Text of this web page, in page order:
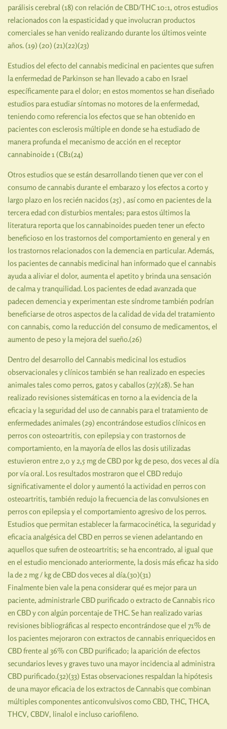
parálisis cerebral (18) con relación de CBD/THC 10:1, otros estudios
relacionados con la espasticidad y que involucran productos
comerciales se han venido realizando durante los últimos veinte
años. (19) (20) (21)(22)(23)
Estudios del efecto del cannabis medicinal en pacientes que sufren
la enfermedad de Parkinson se han llevado a cabo en Israel
específicamente para el dolor; en estos momentos se han diseñado
estudios para estudiar síntomas no motores de la enfermedad,
teniendo como referencia los efectos que se han obtenido en
pacientes con esclerosis múltiple en donde se ha estudiado de
manera profunda el mecanismo de acción en el receptor
cannabinoide 1 (CB1(24)
Otros estudios que se están desarrollando tienen que ver con el
consumo de cannabis durante el embarazo y los efectos a corto y
largo plazo en los recién nacidos (25) , así como en pacientes de la
tercera edad con disturbios mentales; para estos últimos la
literatura reporta que los cannabinoides pueden tener un efecto
beneficioso en los trastornos del comportamiento en general y en
los trastornos relacionados con la demencia en particular. Además,
los pacientes de cannabis medicinal han informado que el cannabis
ayuda a aliviar el dolor, aumenta el apetito y brinda una sensación
de calma y tranquilidad. Los pacientes de edad avanzada que
padecen demencia y experimentan este síndrome también podrían
beneficiarse de otros aspectos de la calidad de vida del tratamiento
con cannabis, como la reducción del consumo de medicamentos, el
aumento de peso y la mejora del sueño.(26)
Dentro del desarrollo del Cannabis medicinal los estudios
observacionales y clínicos también se han realizado en especies
animales tales como perros, gatos y caballos (27)(28). Se han
realizado revisiones sistemáticas en torno a la evidencia de la
eficacia y la seguridad del uso de cannabis para el tratamiento de
enfermedades animales (29) encontrándose estudios clínicos en
perros con osteoartritis, con epilepsia y con trastornos de
comportamiento, en la mayoría de ellos las dosis utilizadas
estuvieron entre 2,0 y 2,5 mg de CBD por kg de peso, dos veces al día
por vía oral. Los resultados mostraron que el CBD redujo
significativamente el dolor y aumentó la actividad en perros con
osteoartritis, también redujo la frecuencia de las convulsiones en
perros con epilepsia y el comportamiento agresivo de los perros.
Estudios que permitan establecer la farmacocinética, la seguridad y
eficacia analgésica del CBD en perros se vienen adelantando en
aquellos que sufren de osteoartritis; se ha encontrado, al igual que
en el estudio mencionado anteriormente, la dosis más eficaz ha sido
la de 2 mg / kg de CBD dos veces al día.(30)(31)
Finalmente bien vale la pena considerar qué es mejor para un
paciente, administrarle CBD purificado o extracto de Cannabis rico
en CBD y con algún porcentaje de THC. Se han realizado varias
revisiones bibliográficas al respecto encontrándose que el 71% de
los pacientes mejoraron con extractos de cannabis enriquecidos en
CBD frente al 36% con CBD purificado; la aparición de efectos
secundarios leves y graves tuvo una mayor incidencia al administra
CBD purificado.(32)(33) Estas observaciones respaldan la hipótesis
de una mayor eficacia de los extractos de Cannabis que combinan
múltiples componentes anticonvulsivos como CBD, THC, THCA,
THCV, CBDV, linalol e incluso cariofileno.